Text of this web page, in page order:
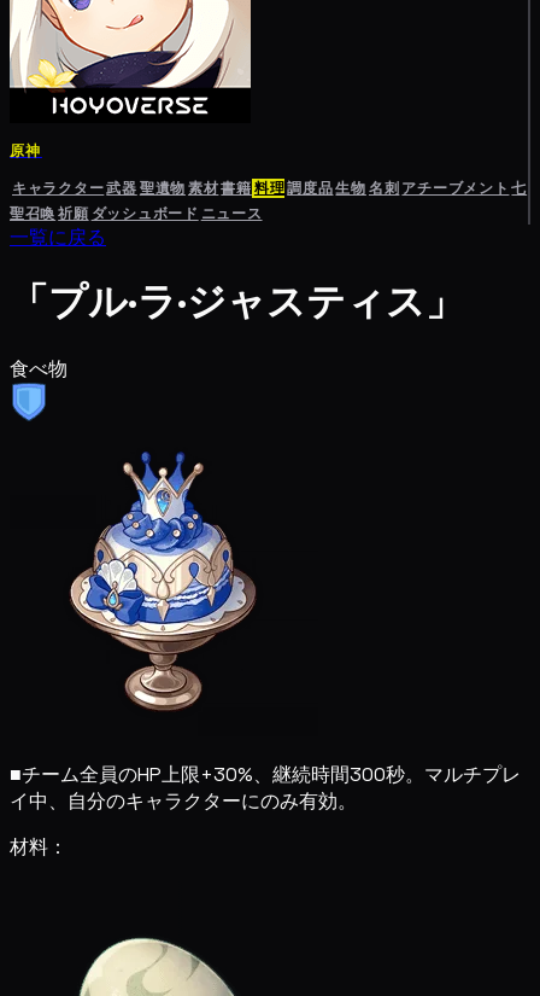
原神
キャラクター武器聖遺物素材書籍料理調度品生物名刺 アチーブメント 七
聖召喚祈願 ダッシュボード ニュース
一覧に戻る
「プル·ラ·ジャスティス」
食べ物
■チーム全員のHP上限+30%、継続時間300秒。マルチプレ
イ中、自分のキャラクターにのみ有効。
材料：